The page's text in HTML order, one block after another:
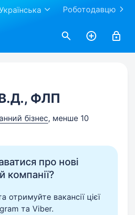
Роботодавцю
ФЛП
бізнес, менше 10
про нові
компанії?
отримуйте вакансії цієї
та Viber.